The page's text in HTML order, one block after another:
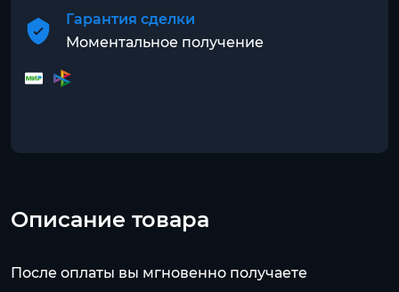
Гарантия сделки
Моментальное получение
Описание товара
После оплаты вы мгновенно получаете